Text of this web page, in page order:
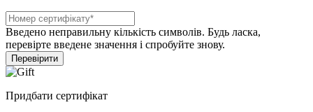
Введено неправильну кількість символів. Будь ласка,
перевірте введене значення і спробуйте знову.
Перевірити
Придбати сертифікат